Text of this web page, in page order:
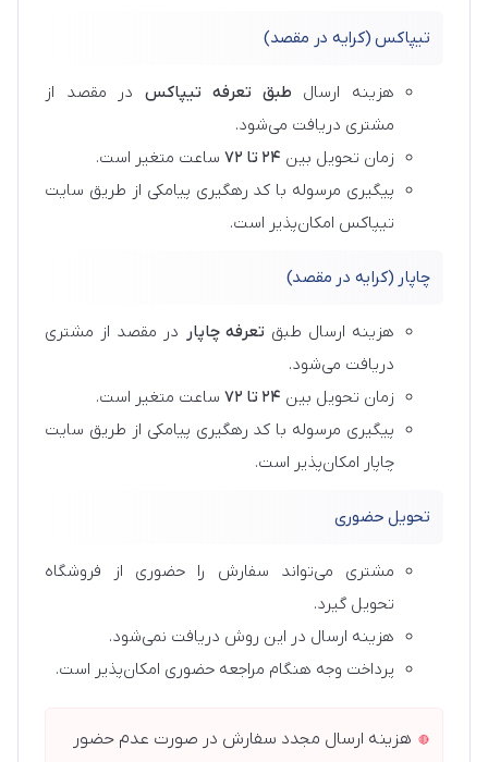
تیپاکس (کرایه در مقصد)
هزینه ارسال طبق تعرفه تیپاکسدر مقصد از
مشتری دریافت می‌شود.
زمان تحویل بین ۲۴ تا ۷۲
ساعت متغیر است.
پیگیری مرسوله با کد رهگیری پیامکی از طریق سایت
تیپاکس امکان‌پذیر است.
چاپار (کرایه در مقصد)
هزینه ارسال طبق تعرفه چاپار در مقصد از مشتری
دریافت می‌شود.
زمان تحویل بین ۲۴ تا ۷۲
ساعت متغیر است.
پیگیری مرسوله با کد رهگیری پیامکی از طریق سایت
چاپار امکان‌پذیر است.
تحویل حضوری
مشتری می‌تواند سفارش را حضوری از فروشگاه
تحویل گیرد.
هزینه ارسال در این روش دریافت نمی‌شود.
پرداخت وجه هنگام مراجعه حضوری امکان‌پذیر است.
هزینه ارسال مجدد سفارش در صورت عدم حضور